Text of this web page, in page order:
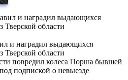
и наградил выдающихся
Тверской области